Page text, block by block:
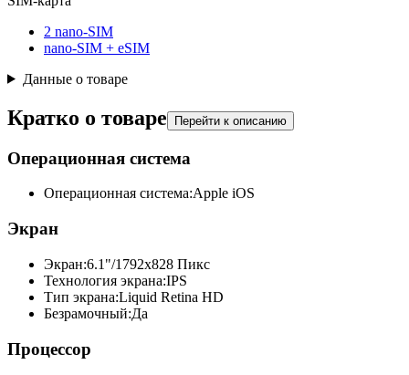
2 nano-SIM
nano-SIM + eSIM
Данные о товаре
Кратко о товаре Перейти к описанию
Операционная система
Операционная система:Apple iOS
Экран
Экран:6.1"/1792x828 Пикс
Технология экрана:IPS
Тип экрана:Liquid Retina HD
Безрамочный:Да
Процессор